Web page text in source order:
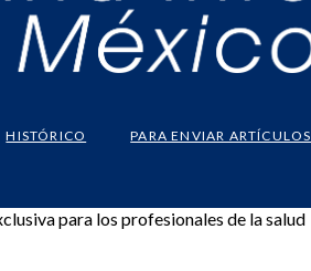
HISTÓRICO PARA ENVIAR ARTÍCULOS
para los profesionales de la salud